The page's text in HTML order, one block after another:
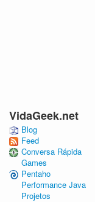
VidaGeek.net
Blog
Feed
Conversa Rápida
Games
Pentaho
Performance Java
Projetos